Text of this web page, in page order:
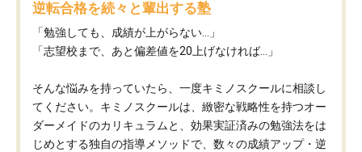
逆転合格を続々と輩出する塾
「勉強しても、成績が上がらない…」
「志望校まで、あと偏差値を20上げなければ…」
そんな悩みを持っていたら、一度キミノスクールに相談し
てください。キミノスクールは、緻密な戦略性を持つオー
ダーメイドのカリキュラムと、効果実証済みの勉強法をは
じめとする独自の指導メソッドで、数々の成績アップ・逆